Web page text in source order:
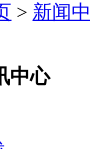
> 新闻
中心